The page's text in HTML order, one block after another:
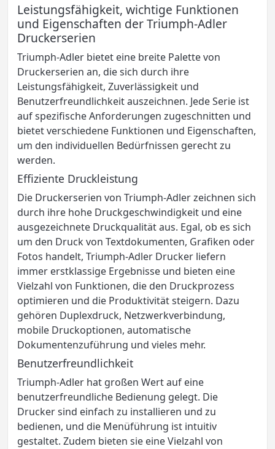
Leistungsfähigkeit, wichtige Funktionen
und Eigenschaften der Triumph-Adler
Druckerserien
Triumph-Adler bietet eine breite Palette von
Druckerserien an, die sich durch ihre
Leistungsfähigkeit, Zuverlässigkeit und
Benutzerfreundlichkeit auszeichnen. Jede Serie ist
auf spezifische Anforderungen zugeschnitten und
bietet verschiedene Funktionen und Eigenschaften,
um den individuellen Bedürfnissen gerecht zu
werden.
Effiziente Druckleistung
Die Druckerserien von Triumph-Adler zeichnen sich
durch ihre hohe Druckgeschwindigkeit und eine
ausgezeichnete Druckqualität aus. Egal, ob es sich
um den Druck von Textdokumenten, Grafiken oder
Fotos handelt, Triumph-Adler Drucker liefern
immer erstklassige Ergebnisse und bieten eine
Vielzahl von Funktionen, die den Druckprozess
optimieren und die Produktivität steigern. Dazu
gehören Duplexdruck, Netzwerkverbindung,
mobile Druckoptionen, automatische
Dokumentenzuführung und vieles mehr.
Benutzerfreundlichkeit
Triumph-Adler hat großen Wert auf eine
benutzerfreundliche Bedienung gelegt. Die
Drucker sind einfach zu installieren und zu
bedienen, und die Menüführung ist intuitiv
gestaltet. Zudem bieten sie eine Vielzahl von